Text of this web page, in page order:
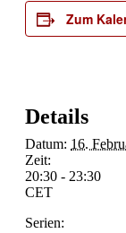
Zum
Details
Datum: 16.
Zeit:
20:30 - 23:30
CET
Serien: